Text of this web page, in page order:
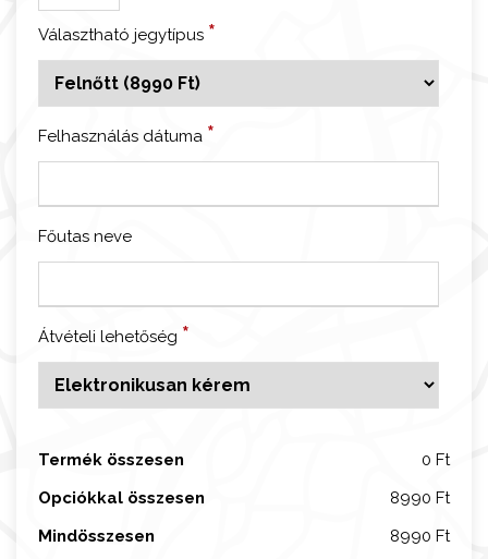
m
a
-
l
z
z
e
n
e
é
r
Választható jegytípus *
Felhasználás dátuma *
Főutas neve
Átvételi lehetőség *
Termék összesen
0 Ft
Opciókkal összesen
8990 Ft
Mindösszesen
8990 Ft